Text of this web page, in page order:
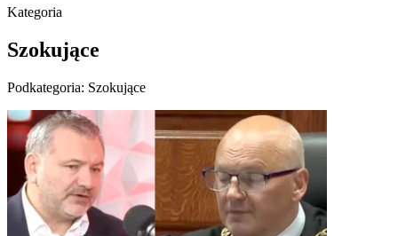
Kategoria
Szokujące
Podkategoria: Szokujące